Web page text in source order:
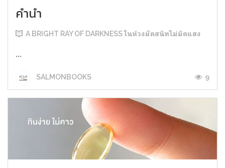
คำนำ
A BRIGHT RAY OF DARKNESS ในห้วงมืดสนิทไม่มิดแสง
...
SALMONBOOKS 9